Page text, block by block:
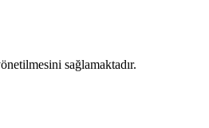
sağlamaktadır.